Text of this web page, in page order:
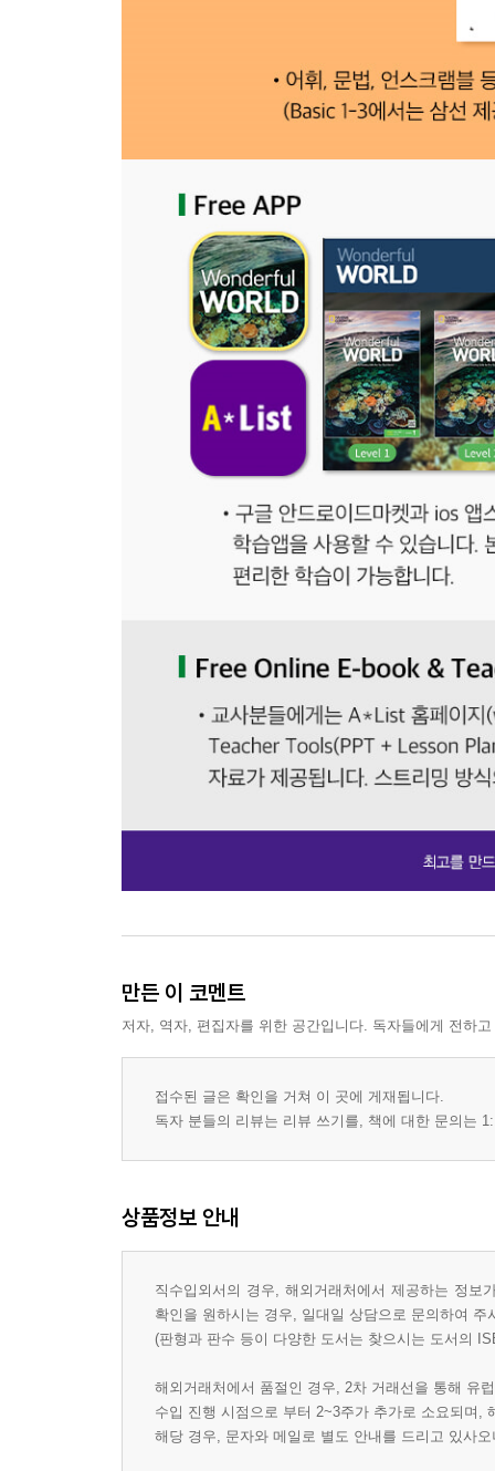
만든 이 코멘트
저자, 역자, 편집자를 위한 공간입니다. 독자들에게 전하
접수된 글은 확인을 거쳐 이 곳에 게재됩니다.
독자 분들의 리뷰는 리뷰 쓰기를, 책에 대한 문의는
상품정보 안내
직수입외서의 경우, 해외거래처에서 제공하는 정
확인을 원하시는 경우, 일대일 상담으로 문의하여 주
(판형과 판수 등이 다양한 도서는 찾으시는 도서의
해외거래처에서 품절인 경우, 2차 거래선을 통해 유
수입 진행 시점으로 부터 2~3주가 추가로 소요되며,
해당 경우, 문자와 메일로 별도 안내를 드리고 있사